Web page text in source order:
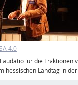
4.0
für die Fraktionen
hessischen Landtag in